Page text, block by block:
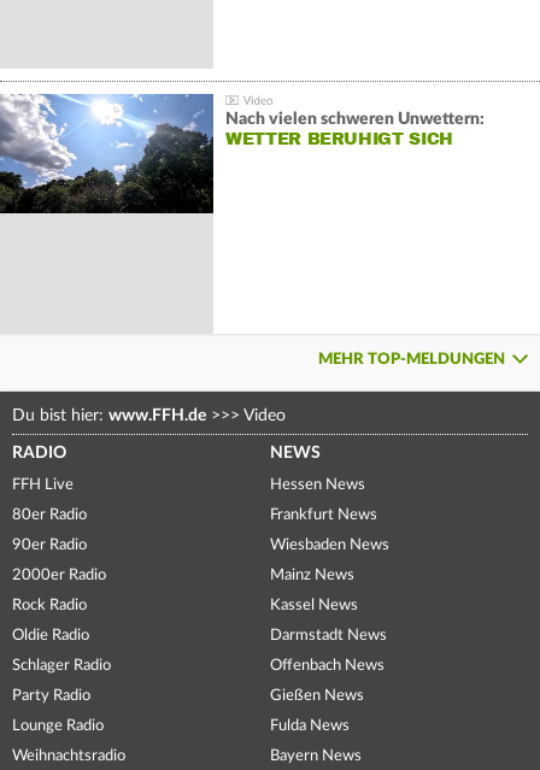
Nach vielen schweren Unwettern:
WETTER BERUHIGT SICH
MEHR TOP-MELDUNGEN
Du bist hier: www.FFH.de >>> Video
RADIO
FFH Live
80er Radio
90er Radio
2000er Radio
Rock Radio
Oldie Radio
Schlager Radio
Party Radio
Lounge Radio
Weihnachtsradio
NEWS
Hessen News
Frankfurt News
Wiesbaden News
Mainz News
Kassel News
Darmstadt News
Offenbach News
Gießen News
Fulda News
Bayern News